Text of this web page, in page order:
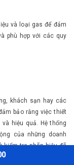
và loại gas để đảm
phù hợp với các quy
khách sạn hay các
bảo rằng việc thiết
hiệu quả. Hệ thống
của những doanh
kiểm tra nhãn hiệu đã